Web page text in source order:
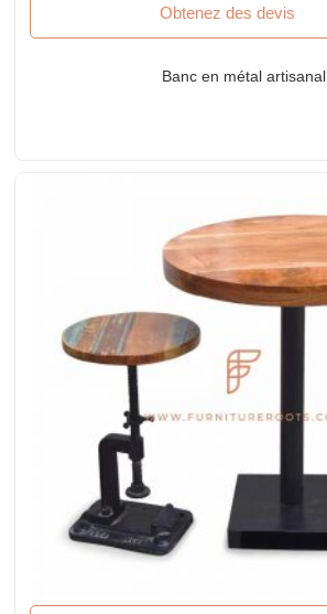
Obtenez des devis
Banc en métal artisanal